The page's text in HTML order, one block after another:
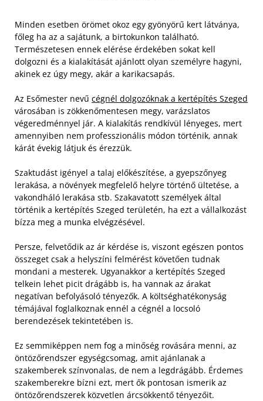
Minden esetben örömet okoz egy gyönyörű kert látványa,
főleg ha az a sajátunk, a birtokunkon található.
Természetesen ennek elérése érdekében sokat kell
dolgozni és a kialakítását ajánlott olyan személyre hagyni,
akinek ez úgy megy, akár a karikacsapás.
Az Esőmester nevű cégnél dolgozóknak a kertépítés Szeged
városában is zökkenőmentesen megy, varázslatos
végeredménnyel jár. A kialakítás rendkívül lényeges, mert
amennyiben nem professzionális módon történik, annak
kárát évekig látjuk és érezzük.
Szaktudást igényel a talaj előkészítése, a gyepszőnyeg
lerakása, a növények megfelelő helyre történő ültetése, a
vakondháló lerakása stb. Szakavatott személyek által
történik a kertépítés Szeged területén, ha ezt a vállalkozást
bízza meg a munka elvégzésével.
Persze, felvetődik az ár kérdése is, viszont egészen pontos
összeget csak a helyszíni felmérést követően tudnak
mondani a mesterek. Ugyanakkor a kertépítés Szeged
telkein lehet picit drágább is, ha vannak az árakat
negatívan befolyásoló tényezők. A költséghatékonyság
témájával foglalkoznak ennél a cégnél a locsoló
berendezések tekintetében is.
Ez semmiképpen nem fog a minőség rovására menni, az
öntözőrendszer egységcsomag, amit ajánlanak a
szakemberek színvonalas, de nem a legdrágább. Érdemes
szakemberekre bízni ezt, mert ők pontosan ismerik az
öntözőrendszerek közvetlen árcsökkentő tényezőit.